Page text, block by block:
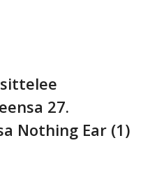
27.
Nothing Ear (1)